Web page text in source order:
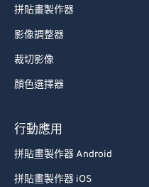
拼貼畫製作器
影像調整器
裁切影像
顏色選擇器
行動應用
拼貼畫製作器 Android
拼貼畫製作器 iOS